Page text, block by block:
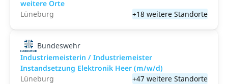
weitere Orte
Lüneburg
+18 weitere Standorte
Bundeswehr
Industriemeisterin / Industriemeister
Instandsetzung Elektronik Heer (m/w/d)
Lüneburg
+47 weitere Standorte